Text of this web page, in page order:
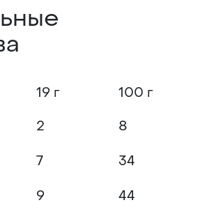
19 г
100 г
2
8
7
34
9
44